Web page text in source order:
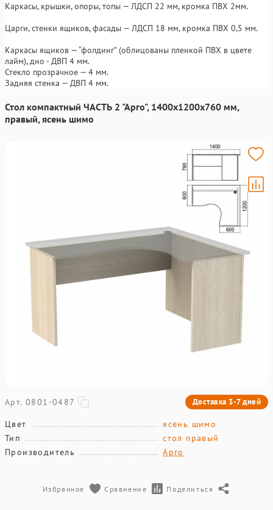
Каркасы, крышки, опоры, топы — ЛДСП 22 мм, кромка ПВХ 2мм.
Царги, стенки ящиков, фасады — ЛДСП 18 мм, кромка ПВХ 0,5 мм.
Каркасы ящиков — “фолдинг” (облицованы пленкой ПВХ в цвете
лайм), дно - ДВП 4 мм.
Стекло прозрачное — 4 мм.
Задняя стенка — ДВП 4 мм.
Стол компактный ЧАСТЬ 2 "Арго", 1400х1200х760 мм,
правый, ясень шимо
Арт. 0801-0487 Доставка 3-7 дней
Цвет
ясень шимо
Тип
стол правый
Производитель
Арго
Избранное Сравнение Поделиться